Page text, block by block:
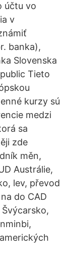
účtu vo
v
banka),
Slovenska
Tieto
kurzy sú
medzi
sa
zde
měn,
Austrálie,
lev, převod
do CAD